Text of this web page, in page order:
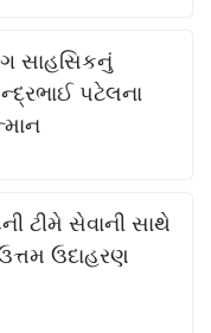
સાહસિકનું
પટેલના
ટીમે સેવાની સાથે
ઉદાહરણ